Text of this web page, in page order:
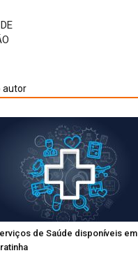
autor
de Saúde disponíveis em